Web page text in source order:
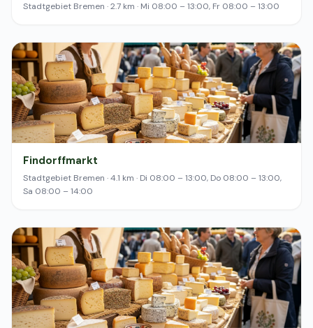
Stadtgebiet Bremen · 2.7 km · Mi 08:00 – 13:00, Fr 08:00 – 13:00
Findorffmarkt
Stadtgebiet Bremen · 4.1 km · Di 08:00 – 13:00, Do 08:00 – 13:00,
Sa 08:00 – 14:00